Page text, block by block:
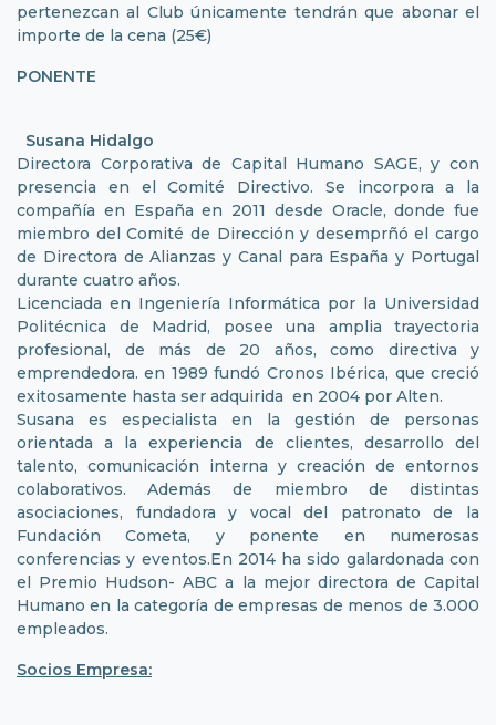
pertenezcan al Club únicamente tendrán que abonar el
importe de la cena (25€)
PONENTE
Susana Hidalgo
Directora Corporativa de Capital Humano SAGE, y con
presencia en el Comité Directivo. Se incorpora a la
compañía en España en 2011 desde Oracle, donde fue
miembro del Comité de Dirección y desemprñó el cargo
de Directora de Alianzas y Canal para España y Portugal
durante cuatro años.
Licenciada en Ingeniería Informática por la Universidad
Politécnica de Madrid, posee una amplia trayectoria
profesional, de más de 20 años, como directiva y
emprendedora. en 1989 fundó Cronos Ibérica, que creció
exitosamente hasta ser adquirida en 2004 por Alten.
Susana es especialista en la gestión de personas
orientada a la experiencia de clientes, desarrollo del
talento, comunicación interna y creación de entornos
colaborativos. Además de miembro de distintas
asociaciones, fundadora y vocal del patronato de la
Fundación Cometa, y ponente en numerosas
conferencias y eventos.En 2014 ha sido galardonada con
el Premio Hudson- ABC a la mejor directora de Capital
Humano en la categoría de empresas de menos de 3.000
empleados.
Socios Empresa: